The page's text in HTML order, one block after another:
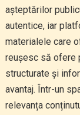
așteptărilor
autentice, iar
materialele care
reușesc să ofere
structurate și
avantaj. Într-un
relevanța